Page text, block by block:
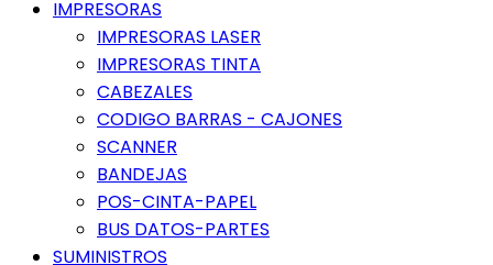
IMPRESORAS
IMPRESORAS LASER
IMPRESORAS TINTA
CABEZALES
CODIGO BARRAS - CAJONES
SCANNER
BANDEJAS
POS-CINTA-PAPEL
BUS DATOS-PARTES
SUMINISTROS